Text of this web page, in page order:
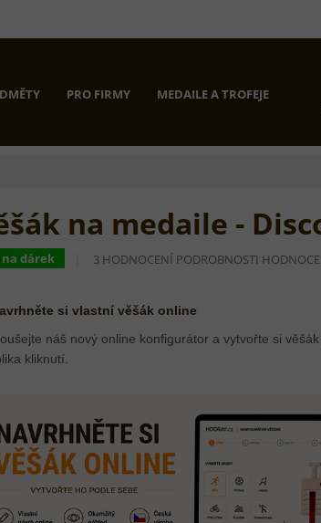
PRO FIRMY MEDAILE A TROFEJE
na medaile -
na dárek
PRŮMĚRNÉ
JE
5,0
Z
5
3 HODNOCENÍ PODROBNOSTI
si vlastní věšák online
náš nový online konfigurátor a vytvořte si
kliknutí.